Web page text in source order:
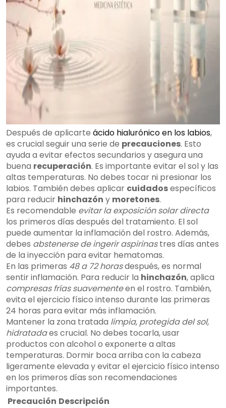
Después de aplicarte ácido hialurónico en los labios,
es crucial seguir una serie de precauciones. Esto
ayuda a evitar efectos secundarios y asegura una
buena recuperación. Es importante evitar el sol y las
altas temperaturas. No debes tocar ni presionar los
labios. También debes aplicar cuidadosespecíficos
para reducir hinchazón y moretones.
Es recomendable evitar la exposición solar directa
los primeros días después del tratamiento. El sol
puede aumentar la inflamación del rostro. Además,
debes abstenerse de ingerir aspirinastres días antes
de la inyección para evitar hematomas.
En las primeras 48 a 72 horasdespués, es normal
sentir inflamación. Para reducir la hinchazón, aplica
compresas frías suavementeen el rostro. También,
evita el ejercicio físico intenso durante las primeras
24 horas para evitar más inflamación.
Mantener la zona tratada limpia, protegida del sol,
hidratadaes crucial. No debes tocarla, usar
productos con alcohol o exponerte a altas
temperaturas. Dormir boca arriba con la cabeza
ligeramente elevada y evitar el ejercicio físico intenso
en los primeros días son recomendaciones
importantes.
Precaución Descripción